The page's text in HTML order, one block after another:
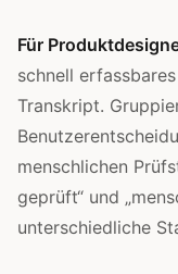
Für
schnell
Transkript.
menschlichen
geprüft“ und
unterschiedliche